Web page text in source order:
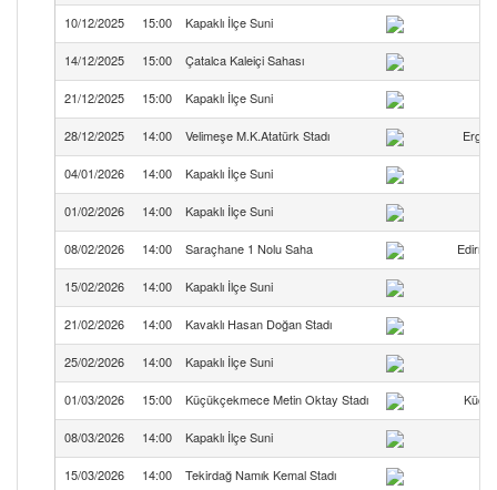
10/12/2025 15:00 Kapaklı İlçe Suni
14/12/2025 15:00 Çatalca Kaleiçi Sahası
21/12/2025 15:00 Kapaklı İlçe Suni
28/12/2025 14:00 Velimeşe M.K.Atatürk Stadı
04/01/2026 14:00 Kapaklı İlçe Suni
01/02/2026 14:00 Kapaklı İlçe Suni
08/02/2026 14:00 Saraçhane 1 Nolu Saha Edirne
15/02/2026 14:00 Kapaklı İlçe Suni
21/02/2026 14:00 Kavaklı Hasan Doğan Stadı
25/02/2026 14:00 Kapaklı İlçe Suni
01/03/2026 15:00 Küçükçekmece Metin Oktay Stadı
08/03/2026 14:00 Kapaklı İlçe Suni
15/03/2026 14:00 Tekirdağ Namık Kemal Stadı